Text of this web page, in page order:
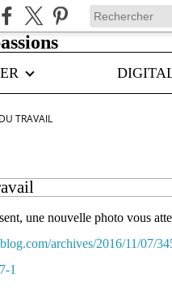
TRAVAIL
une nouvelle photo vous
archives/2016/11/07/